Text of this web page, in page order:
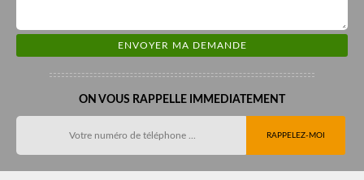
ON VOUS RAPPELLE IMMEDIATEMENT